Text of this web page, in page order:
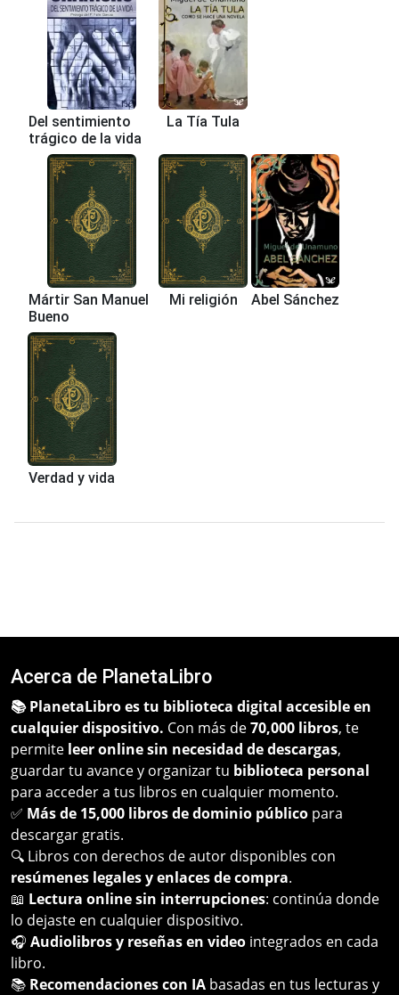
Del sentimiento
trágico de la vida
La Tía Tula
Mártir San Manuel
Bueno
Mi religión Abel Sánchez
Verdad y vida
Acerca de PlanetaLibro
📚 PlanetaLibro es tu biblioteca digital accesible en
cualquier dispositivo. Con más de70,000 libros, te
permite leer online sin necesidad de descargas,
guardar tu avance y organizar tu biblioteca personal
para acceder a tus libros en cualquier momento.
✅ Más de 15,000 libros de dominio público para
descargar gratis.
🔍 Libros con derechos de autor disponibles con
resúmenes legales y enlaces de compra.
📖 Lectura online sin interrupciones: continúa donde
lo dejaste en cualquier dispositivo.
🎧 Audiolibros y reseñas en video integrados en cada
libro.
📚 Recomendaciones con IA basadas en tus lecturas y